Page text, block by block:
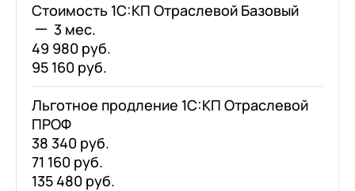
Стоимость 1С:КП Отраслевой Базовый
3 мес.
49 980 руб.
95 160 руб.
Льготное продление 1С:КП Отраслевой
ПРОФ
38 340 руб.
71 160 руб.
135 480 руб.